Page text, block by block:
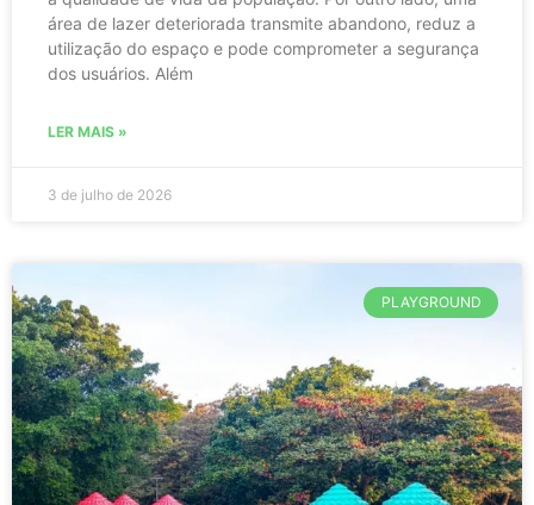
área de lazer deteriorada transmite abandono, reduz a
utilização do espaço e pode comprometer a segurança
dos usuários. Além
LER MAIS »
3 de julho de 2026
PLAYGROUND